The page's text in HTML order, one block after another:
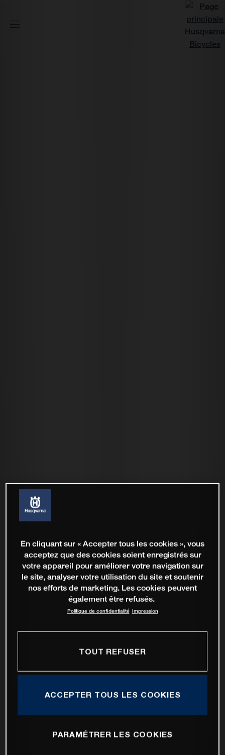
En cliquant sur « Accepter tous les cookies », vous
acceptez que des cookies soient enregistrés sur
votre appareil pour améliorer votre navigation sur
le site, analyser votre utilisation du site et soutenir
nos efforts de marketing. Les cookies peuvent
également être refusés.
Politique de confidentialité Impression
TOUT REFUSER
ACCEPTER TOUS LES COOKIES
PARAMÉTRER LES COOKIES